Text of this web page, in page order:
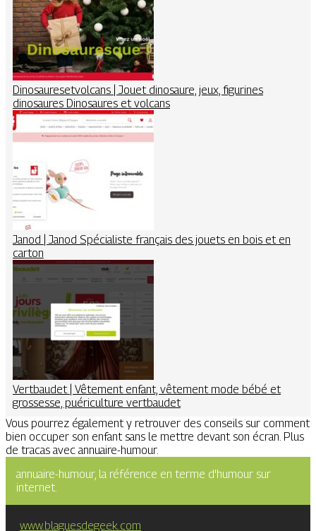
Dinosaure­set­vol­cans | Jouet dinosaure, jeux, figurines
dinosaures Dinosaures et volcans
Janod | Janod Spécialiste français des jouets en bois et en
carton
Vertbaudet | Vêtement enfant, vêtement mode bébé et
grossesse, puéricul­tu­re vertbaudet
Vous pourrez également y retrouver des conseils sur comment
bien occuper son enfant sans le mettre devant son écran. Plus
de tracas avec annuaire-humour.
annuaire-humour, la référence en terme d'humour sur
internet.
www.blaguesdegeek.com